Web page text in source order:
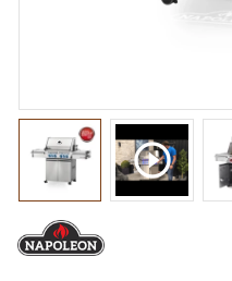
play_circle_outline